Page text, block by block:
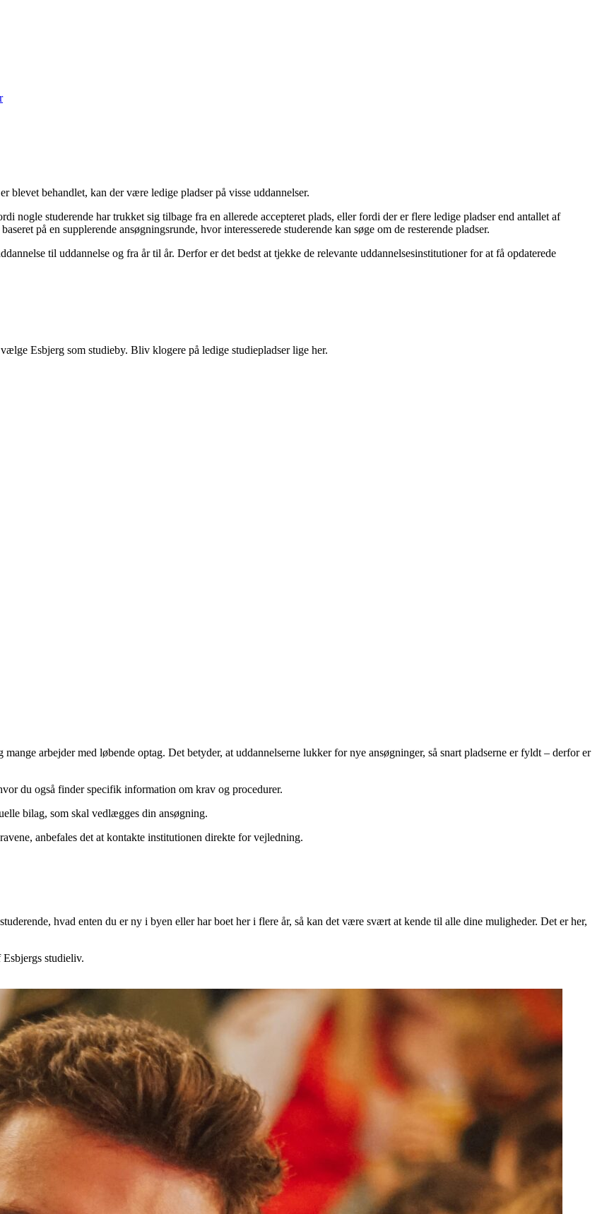
blevet behandlet, kan der være ledige pladser på visse uddannelser.
nogle studerende har trukket sig tilbage fra en allerede accepteret plads, eller fordi der er flere ledige pladser end antallet af
på en supplerende ansøgningsrunde, hvor interesserede studerende kan søge om de resterende pladser.
til uddannelse og fra år til år. Derfor er det bedst at tjekke de relevante uddannelsesinstitutioner for at få opdaterede
Esbjerg som studieby. Bliv klogere på ledige studiepladser lige her.
arbejder med løbende optag. Det betyder, at uddannelserne lukker for nye ansøgninger, så snart pladserne er fyldt – derfor er
du også finder specifik information om krav og procedurer.
bilag, som skal vedlægges din ansøgning.
anbefales det at kontakte institutionen direkte for vejledning.
hvad enten du er ny i byen eller har boet her i flere år, så kan det være svært at kende til alle dine muligheder. Det er her,
studieliv.